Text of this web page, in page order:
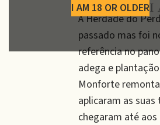
I AM 18 OR OLDERI
A Herdade do
passado mas foi
referência no
adega e
Monforte
aplicaram as
chegaram até